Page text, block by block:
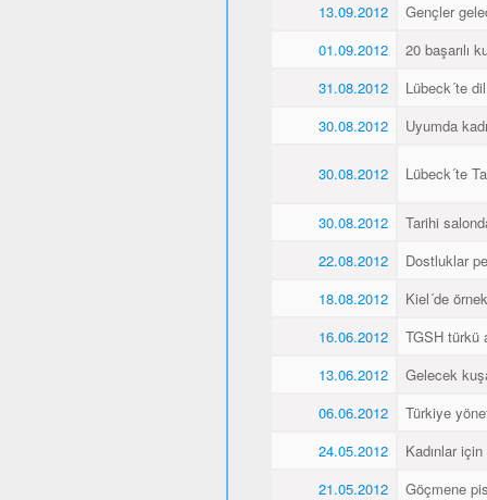
13.09.2012
Gençler
01.09.2012
20 başarılı
31.08.2012
Lübeck´te
30.08.2012
Uyumda
30.08.2012 Lübeck´te
30.08.2012
Tarihi
22.08.2012
Dostluklar
18.08.2012
Kiel´de
16.06.2012
TGSH türkü
13.06.2012
Gelecek
06.06.2012
Türkiye
24.05.2012
Kadınlar
21.05.2012
Göçmene